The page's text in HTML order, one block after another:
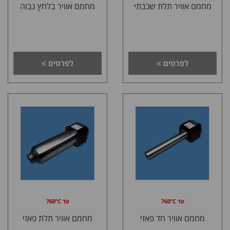
מחמם אוויר תלת שכבתי
לפרטים
מחמם אוויר בלחץ גבוה
לפרטים
עד 760°C
מחמם אוויר חד פאזי
עד 760°C
מחמם אוויר תלת פאזי